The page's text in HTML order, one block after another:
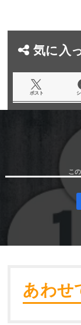
気に入
ポスト
あわせ